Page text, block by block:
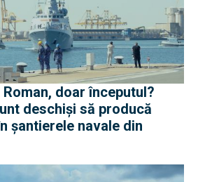
doar începutul?
deschiși să producă
șantierele navale din